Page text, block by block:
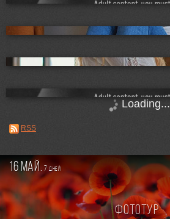
Loading...
RSS
16 май. 7дней
Фототур